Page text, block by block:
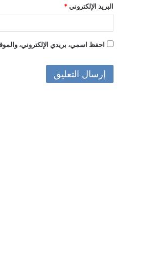
البريد الإلكتروني *
احفظ اسمي، بريدي الإلكتروني،